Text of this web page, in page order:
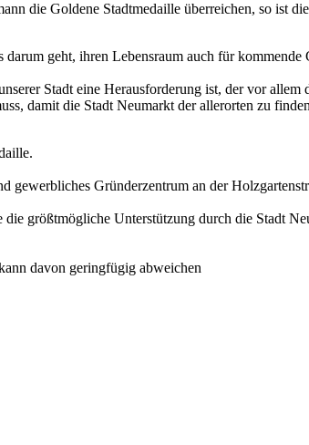
die Goldene Stadtmedaille überreichen, so ist
geht, ihren Lebensraum auch für kommende
Stadt eine Herausforderung ist, der vor
damit die Stadt Neumarkt der allerorten zu
Gründerzentrum an der
größtmögliche Unterstützung durch die Stadt
davon geringfügig abweichen